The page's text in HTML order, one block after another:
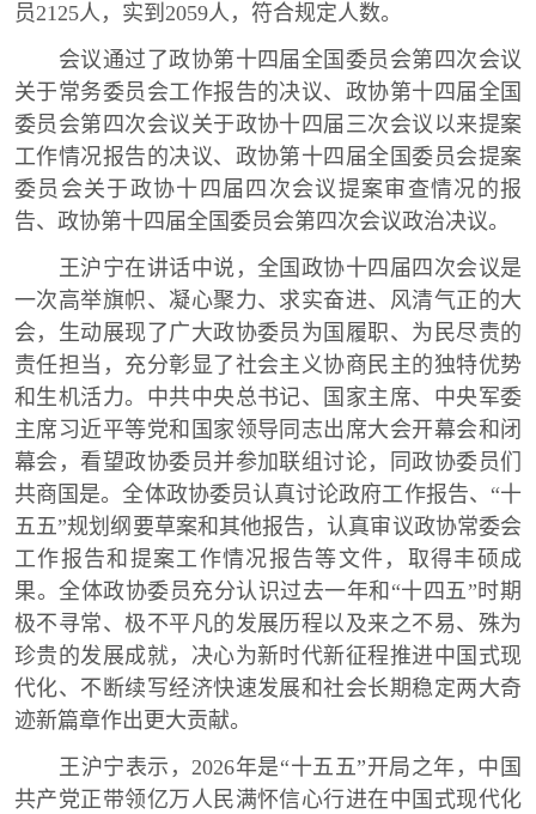
员2125人，实到2059人，符合规定人数。
会议通过了政协第十四届全国委员会第四次会议
关于常务委员会工作报告的决议、政协第十四届全国
委员会第四次会议关于政协十四届三次会议以来提案
工作情况报告的决议、政协第十四届全国委员会提案
委员会关于政协十四届四次会议提案审查情况的报
告、政协第十四届全国委员会第四次会议政治决议。
王沪宁在讲话中说，全国政协十四届四次会议是
一次高举旗帜、凝心聚力、求实奋进、风清气正的大
会，生动展现了广大政协委员为国履职、为民尽责的
责任担当，充分彰显了社会主义协商民主的独特优势
和生机活力。中共中央总书记、国家主席、中央军委
主席习近平等党和国家领导同志出席大会开幕会和闭
幕会，看望政协委员并参加联组讨论，同政协委员们
共商国是。全体政协委员认真讨论政府工作报告、“十
五五”规划纲要草案和其他报告，认真审议政协常委会
工作报告和提案工作情况报告等文件，取得丰硕成
果。全体政协委员充分认识过去一年和“十四五”时期
极不寻常、极不平凡的发展历程以及来之不易、殊为
珍贵的发展成就，决心为新时代新征程推进中国式现
代化、不断续写经济快速发展和社会长期稳定两大奇
迹新篇章作出更大贡献。
王沪宁表示，2026年是“十五五”开局之年，中国
共产党正带领亿万人民满怀信心行进在中国式现代化